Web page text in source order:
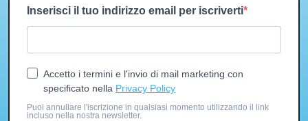
Inserisci il tuo indirizzo email per iscriverti
Accetto i termini e l'invio di mail marketing con
specificato nella Privacy Policy
Puoi annullare l'iscrizione in qualsiasi momento utilizzando il link
incluso nella nostra newsletter.